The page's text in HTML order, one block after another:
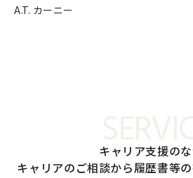
A.T. カーニー
キャリア支援の
キャリアのご相談から履歴書等